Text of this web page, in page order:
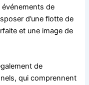
de
d’une flotte de
et une image de
de
qui comprennent